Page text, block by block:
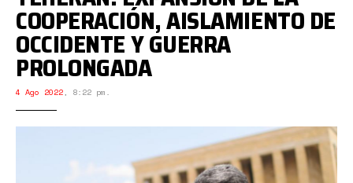
COOPERACIÓN, AISLAMIENTO DE
OCCIDENTE Y GUERRA
PROLONGADA
4 Ago 2022, 8:22 pm.